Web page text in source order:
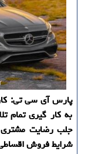
پارس آی سی تی:
به كار گیری
جلب رضایت مشتری
شرایط فروش